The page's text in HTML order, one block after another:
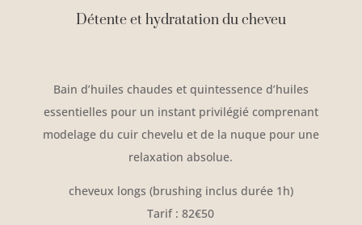
Détente et hydratation du cheveu
Bain d’huiles chaudes et quintessence d’huiles
essentielles pour un instant privilégié comprenant
modelage du cuir chevelu et de la nuque pour une
relaxation absolue.
cheveux longs (brushing inclus durée 1h)
Tarif : 82€50